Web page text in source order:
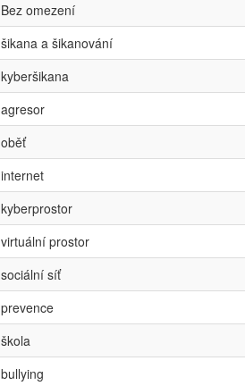
Bez omezení
šikana a šikanování
kyberšikana
agresor
oběť
internet
kyberprostor
virtuální prostor
sociální síť
prevence
škola
bullying